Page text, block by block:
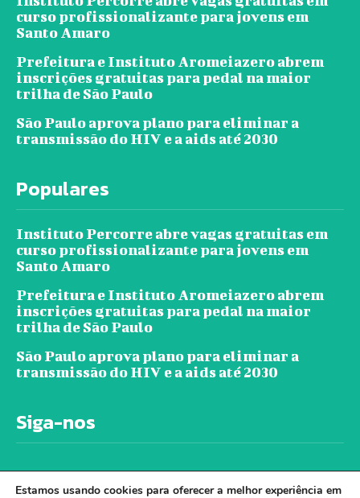
curso profissionalizante para jovens em
Santo Amaro
Prefeitura e Instituto Aromeiazero abrem
inscrições gratuitas para pedal na maior
trilha de São Paulo
São Paulo aprova plano para eliminar a
transmissão do HIV e a aids até 2030
Populares
Instituto Percorre abre vagas gratuitas em
curso profissionalizante para jovens em
Santo Amaro
Prefeitura e Instituto Aromeiazero abrem
inscrições gratuitas para pedal na maior
trilha de São Paulo
São Paulo aprova plano para eliminar a
transmissão do HIV e a aids até 2030
Siga-nos
Estamos usando cookies para oferecer a melhor experiência em